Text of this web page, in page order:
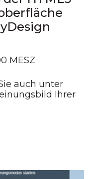
MESZ
auch unter
Ihrer